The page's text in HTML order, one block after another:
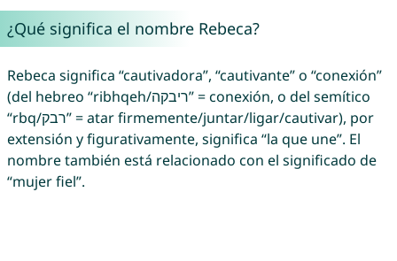
¿Qué significa el nombre Rebeca?
Rebeca significa “cautivadora”, “cautivante” o “conexión”
(del hebreo “ribhqeh/ריבקה” = conexión, o del semítico
“rbq/רבק” = atar firmemente/juntar/ligar/cautivar), por
extensión y figurativamente, significa “la que une”. El
nombre también está relacionado con el significado de
“mujer fiel”.